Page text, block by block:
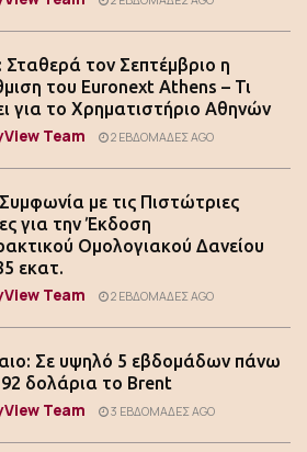
Σταθερά τον Σεπτέμβριο η
του Euronext Athens – Τι
για το Χρηματιστήριο Αθηνών
Team 2 ΕΒΔΟΜΆΔΕΣ AGO
με τις Πιστώτριες
για την Έκδοση
Ομολογιακού Δανείου
εκατ.
Team 2 ΕΒΔΟΜΆΔΕΣ AGO
Σε υψηλό 5 εβδομάδων πάνω
δολάρια το Brent
Team 3 ΕΒΔΟΜΆΔΕΣ AGO